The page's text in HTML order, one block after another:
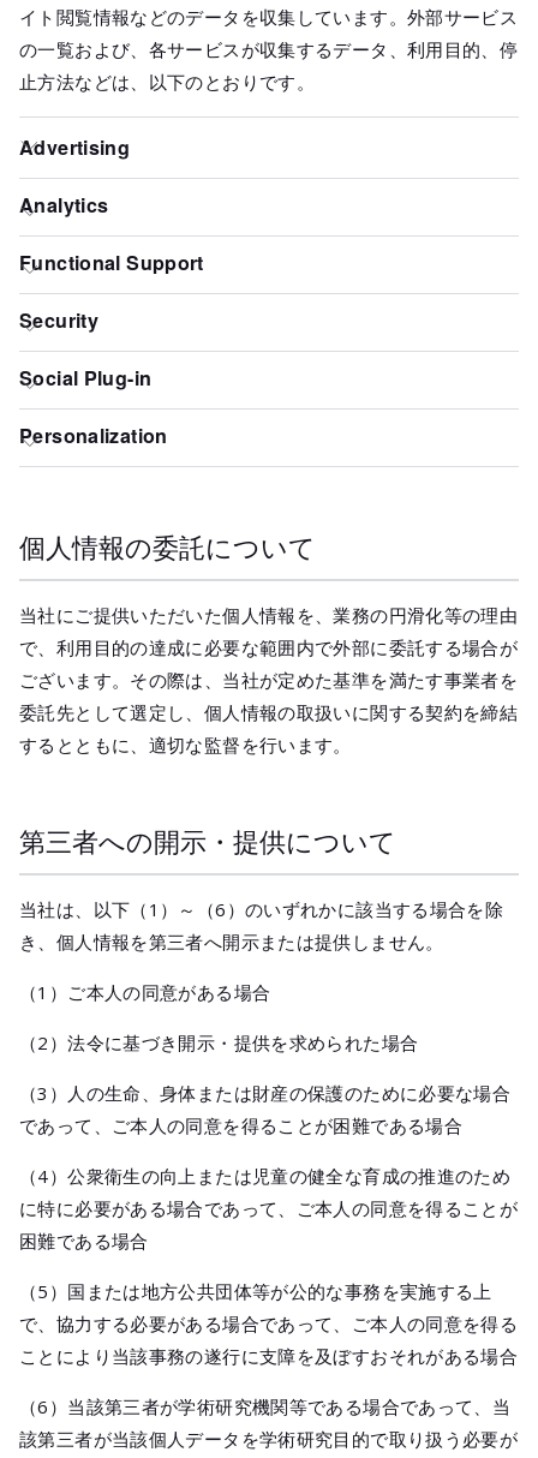
イト閲覧情報などのデータを収集しています。外部サービス
の一覧および、各サービスが収集するデータ、利用目的、停
止方法などは、以下のとおりです。
個人情報の委託について
当社にご提供いただいた個人情報を、業務の円滑化等の理由
で、利用目的の達成に必要な範囲内で外部に委託する場合が
ございます。その際は、当社が定めた基準を満たす事業者を
委託先として選定し、個人情報の取扱いに関する契約を締結
するとともに、適切な監督を行います。
第三者への開示・提供について
当社は、以下（1）～（6）のいずれかに該当する場合を除
き、個人情報を第三者へ開示または提供しません。
（1）ご本人の同意がある場合
（2）法令に基づき開示・提供を求められた場合
（3）人の生命、身体または財産の保護のために必要な場合
であって、ご本人の同意を得ることが困難である場合
（4）公衆衛生の向上または児童の健全な育成の推進のため
に特に必要がある場合であって、ご本人の同意を得ることが
困難である場合
（5）国または地方公共団体等が公的な事務を実施する上
で、協力する必要がある場合であって、ご本人の同意を得る
ことにより当該事務の遂行に支障を及ぼすおそれがある場合
（6）当該第三者が学術研究機関等である場合であって、当
該第三者が当該個人データを学術研究目的で取り扱う必要が